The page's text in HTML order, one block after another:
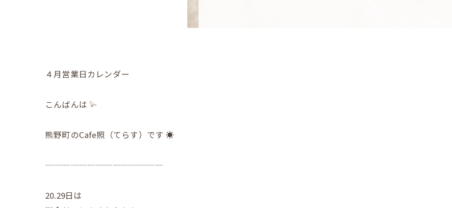
４月営業日カレンダー
こんばんは 𓅫
熊野町のCafe照（てらす）です ☀︎
┈┈┈┈┈┈┈┈┈┈┈┈┈┈
20.29日は